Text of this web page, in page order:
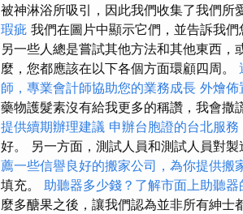
被神淋浴所吸引，因此我們收集了我們所
瑕疵 我們在圖片中顯示它們，並告訴我們
另一些人總是嘗試其他方法和其他東西，
麼，您都應該在以下各個方面環顧四周。
師，專業會計師協助您的業務成長 外燴佈
藥物護髮素沒有給我更多的稱讚，我會撒
提供續期辦理建議 申辦台胞證的台北服務
好。 另一方面，測試人員和測試人員對
薦一些信譽良好的搬家公司，為你提供搬
填充。 助聽器多少錢？了解市面上助聽器
麼多醣果之後，讓我們認為並非所有紳士